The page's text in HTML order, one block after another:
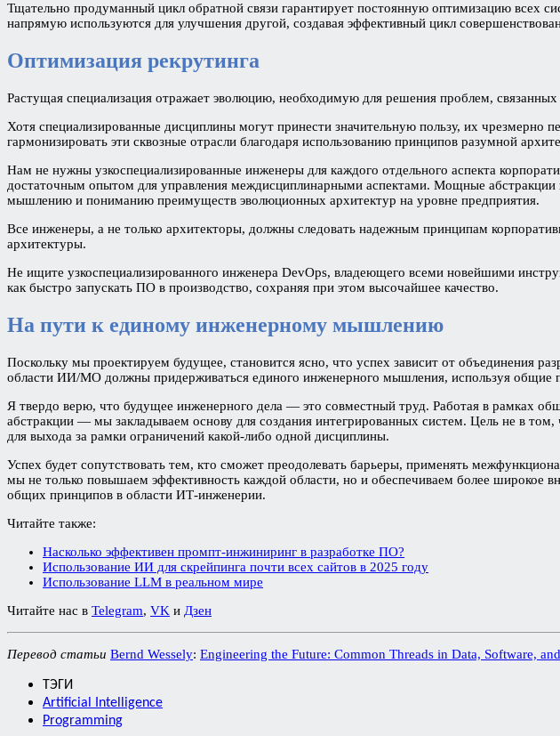
Тщательно продуманный цикл обратной связи гарантирует постоянную оптимизацию всех
напрямую используются для улучшения другой, создавая эффективный цикл
Оптимизация рекрутинга
Растущая специализация отражает эволюцию, необходимую для решения проблем,
Хотя специализированные дисциплины могут принести значительную пользу, их
гармонизировать эти сквозные отрасли благодаря использованию принципов разумной
Нам не нужны узкоспециализированные инженеры для каждого отдельного аспекта
достаточным опытом для управления междисциплинарными аспектами. Мощные
мышлению и пониманию преимуществ эволюционных архитектур на уровне предприятия.
Все инженеры, а не только архитекторы, должны следовать надежным принципам
архитектуры.
Не ищите узкоспециализированного инженера DevOps, владеющего всеми новейшими
как быстро запускать ПО в производство, сохраняя при этом высочайшее качество.
На пути к единому инженерному мышлению
Поскольку мы проектируем будущее, становится ясно, что успех зависит от объединения
области ИИ/МО должны придерживаться единого инженерного мышления, используя общие
Я твердо верю, что будущее инженерного дела — это совместный труд. Работая в рамках
абстракции — мы закладываем основу для создания интегрированных систем. Цель не в
для выхода за рамки ограничений какой-либо одной дисциплины.
Успех будет сопутствовать тем, кто сможет преодолевать барьеры, применять
мы не только повышаем эффективность каждой области, но и обеспечиваем более широкое
общих принципов в области ИТ-инженерии.
Читайте также:
Насколько эффективен промпт-инжиниринг в разработке ПО?
Использование ИИ для скрейпинга почти всех сайтов в 2025 году
Использование LLM в реальном мире
Читайте нас в Telegram, VK и Дзен
Перевод статьи Bernd Wessely: Engineering the Future: Common Threads in Data, Software,
ТЭГИ
Artificial Intelligence
Programming